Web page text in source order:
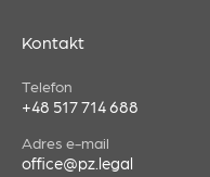
Kontakt
Telefon
+48 517 714 688
Adres e-mail
office@pz.legal